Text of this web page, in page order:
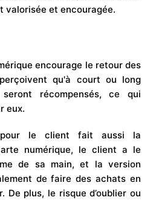
et encouragée.
encourage le retour des
qu'à court ou long
récompensés, ce qui
eux.
pour le client fait aussi la
numérique, le client a le
de sa main, et la version
de faire des achats en
De plus, le risque d’oublier ou